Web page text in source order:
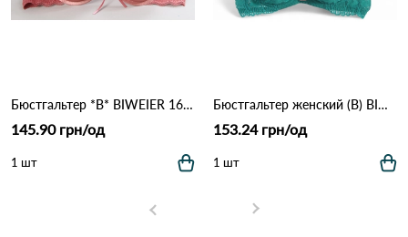
Бюстгальтер *В* BIWEIER 1666 9.2 Оранжевый
145.90 грн/од
1 шт
Бюстгальтер женский (B) BIWEIER 87718 7,2 Зеленый
153.24 грн/од
1 шт